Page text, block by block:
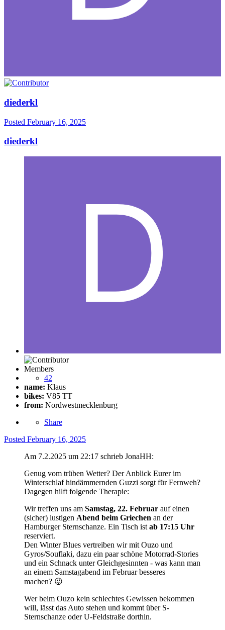
diederkl
Posted February 16, 2025
diederkl
Members
42
name: Klaus
bikes: V85 TT
from: Nordwestmecklenburg
Share
Posted February 16, 2025
Am 7.2.2025 um 22:17 schrieb JonaHH:
Genug vom trüben Wetter? Der Anblick Eurer im
Winterschlaf hindämmernden Guzzi sorgt für Fernweh?
Dagegen hilft folgende Therapie:
Wir treffen uns am Samstag, 22. Februar auf einen
(sicher) lustigen Abend beim Griechen an der
Hamburger Sternschanze. Ein Tisch ist ab 17:15 Uhr
reserviert.
Den Winter Blues vertreiben wir mit Ouzo und
Gyros/Souflaki, dazu ein paar schöne Motorrad-Stories
und ein Schnack unter Gleichgesinnten - was kann man
an einem Samstagabend im Februar besseres
machen? 😜
Wer beim Ouzo kein schlechtes Gewissen bekommen
will, lässt das Auto stehen und kommt über S-
Sternschanze oder U-Feldstraße dorthin.